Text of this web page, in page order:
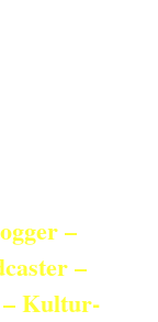
–
–
– Kultur-